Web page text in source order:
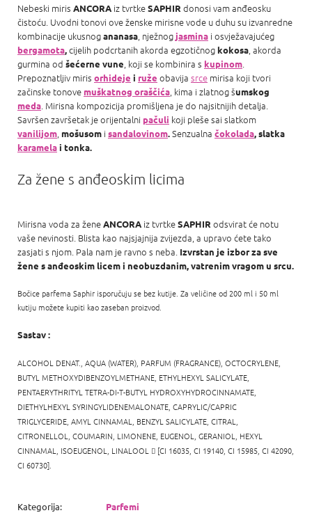
Nebeski miris ANCORA iz tvrtkeSAPHIR donosi vam anđeosku
čistoću. Uvodni tonovi ove ženske mirisne vode u duhu su izvanredne
kombinacije ukusnogananasa, nježnogjasmina i osvježavajućeg
bergamota,cijelih podcrtanih akorda egzotičnog kokosa, akorda
gurmina od šećerne vune, koji se kombinira s kupinom.
Prepoznatljiv miris orhideje i ruže obavija srce mirisa koji tvori
začinske tonove muškatnog oraščića, kima i zlatnog šumskog
meda. Mirisna kompozicija promišljena je do najsitnijih detalja.
Savršen završetak je orijentalni pačuli koji pleše sai slatkom
vanilijom, mošusom i sandalovinom.Senzualna čokolada, slatka
karamelai tonka.
Za žene s anđeoskim licima
Mirisna voda za ženeANCORA iz tvrtkeSAPHIR odsvirat će notu
vaše nevinosti. Blista kao najsjajnija zvijezda, a upravo ćete tako
zasjati s njom. Pala nam je ravno s neba. Izvrstan je izbor za sve
žene s anđeoskim licem i neobuzdanim, vatrenim vragom u srcu.
Bočice parfema Saphir isporučuju se bez kutije. Za veličine od 200 ml i 50 ml
kutiju možete kupiti kao zaseban proizvod.
Sastav :
ALCOHOL DENAT., AQUA (WATER), PARFUM (FRAGRANCE), OCTOCRYLENE,
BUTYL METHOXYDIBENZOYLMETHANE, ETHYLHEXYL SALICYLATE,
PENTAERYTHRITYL TETRA-DI-T-BUTYL HYDROXYHYDROCINNAMATE,
DIETHYLHEXYL SYRINGYLIDENEMALONATE, CAPRYLIC/CAPRIC
TRIGLYCERIDE, AMYL CINNAMAL, BENZYL SALICYLATE, CITRAL,
CITRONELLOL, COUMARIN, LIMONENE, EUGENOL, GERANIOL,
HEXYL
CINNAMAL, ISOEUGENOL, LINALOOL  [CI 16035, CI 19140, CI 15985, CI 42090,
CI 60730].
Kategorija:
Parfemi